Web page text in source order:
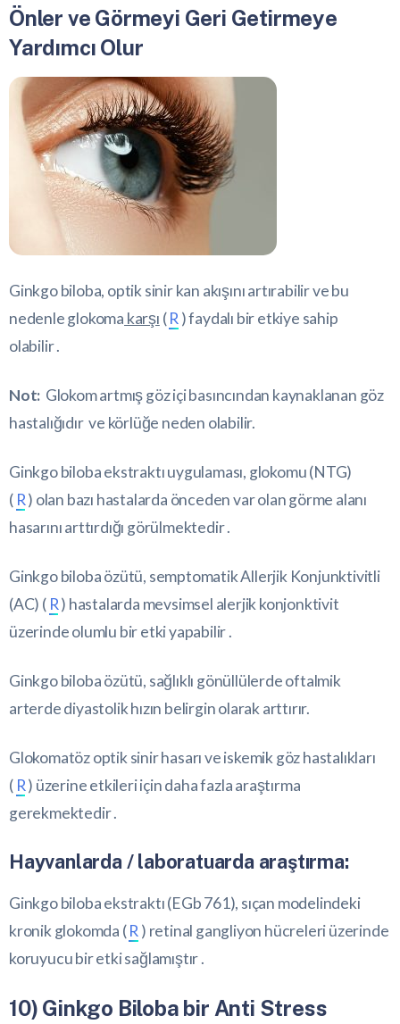
Önler ve Görmeyi Geri Getirmeye
Yardımcı Olur
Ginkgo biloba, optik sinir kan akışını artırabilir ve bu
nedenle glokoma karşı (R ) faydalı bir etkiye sahip
olabilir .
Not: Glokom artmış göz içi basıncından kaynaklanan göz
hastalığıdır ve körlüğe neden olabilir.
Ginkgo biloba ekstraktı uygulaması, glokomu (NTG)
( R) olan bazı hastalarda önceden var olan görme alanı
hasarını arttırdığı görülmektedir .
Ginkgo biloba özütü, semptomatik Allerjik Konjunktivitli
(AC) ( R) hastalarda mevsimsel alerjik konjonktivit
üzerinde olumlu bir etki yapabilir .
Ginkgo biloba özütü, sağlıklı gönüllülerde oftalmik
arterde diyastolik hızın belirgin olarak arttırır.
Glokomatöz optik sinir hasarı ve iskemik göz hastalıkları
( R) üzerine etkileri için daha fazla araştırma
gerekmektedir .
Hayvanlarda / laboratuarda araştırma:
Ginkgo biloba ekstraktı (EGb 761), sıçan modelindeki
kronik glokomda (R ) retinal gangliyon hücreleri üzerinde
koruyucu bir etki sağlamıştır .
10) Ginkgo Biloba bir Anti Stress